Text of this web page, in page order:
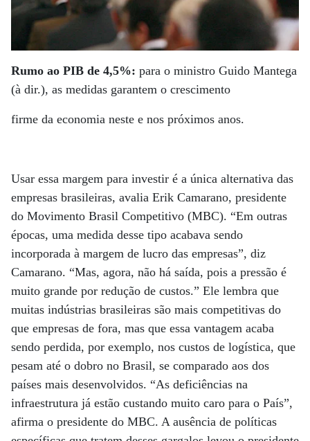
Rumo ao PIB de 4,5%: para o ministro Guido Mantega
(à dir.), as medidas garantem o crescimento
firme da economia neste e nos próximos anos.
Usar essa margem para investir é a única alternativa das
empresas brasileiras, avalia Erik Camarano, presidente
do Movimento Brasil Competitivo (MBC). “Em outras
épocas, uma medida desse tipo acabava sendo
incorporada à margem de lucro das empresas”, diz
Camarano. “Mas, agora, não há saída, pois a pressão é
muito grande por redução de custos.” Ele lembra que
muitas indústrias brasileiras são mais competitivas do
que empresas de fora, mas que essa vantagem acaba
sendo perdida, por exemplo, nos custos de logística, que
pesam até o dobro no Brasil, se comparado aos dos
países mais desenvolvidos. “As deficiências na
infraestrutura já estão custando muito caro para o País”,
afirma o presidente do MBC. A ausência de políticas